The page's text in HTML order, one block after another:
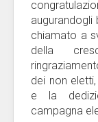
chiamato a
della
dei non
e la
campagna